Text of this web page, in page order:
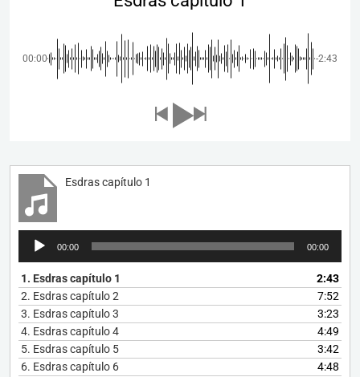
00:00 -2:43
Esdras capítulo 1
Reproductor
00:00 00:00
1. Esdras capítulo 1
2:43
2. Esdras capítulo 2
7:52
3. Esdras capítulo 3
3:23
4. Esdras capítulo 4
4:49
5. Esdras capítulo 5
3:42
6. Esdras capítulo 6
4:48